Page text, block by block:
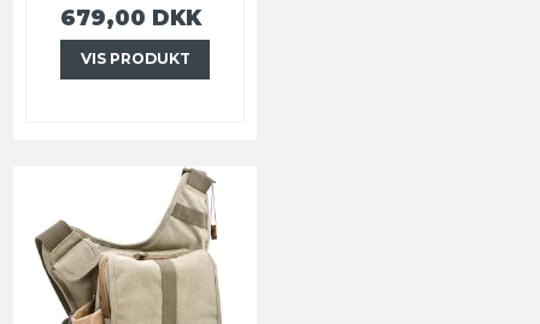
679,00 DKK
VIS PRODUKT